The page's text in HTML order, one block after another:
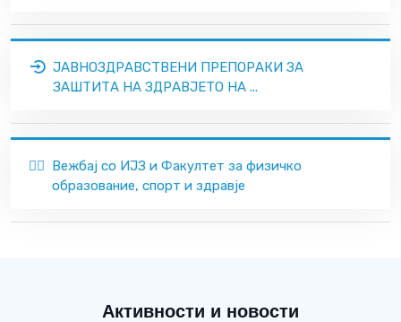
ЈАВНОЗДРАВСТВЕНИ ПРЕПОРАКИ ЗА
ЗАШТИТА НА ЗДРАВЈЕТО НА ...
🏃‍♂️ Вежбај со ИЈЗ и Факултет за физичко
образование, спорт и здравје
Активности и новости